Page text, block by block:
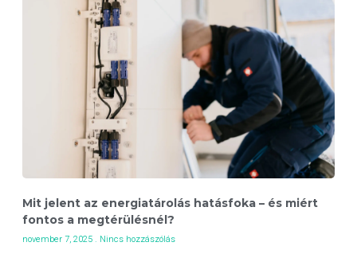
Mit jelent az energiatárolás hatásfoka – és miért
fontos a megtérülésnél?
november 7, 2025 Nincs hozzászólás